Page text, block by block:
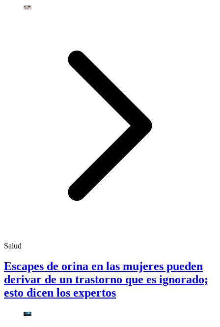
Salud
Escapes de orina en las mujeres pueden
derivar de un trastorno que es ignorado;
esto dicen los expertos